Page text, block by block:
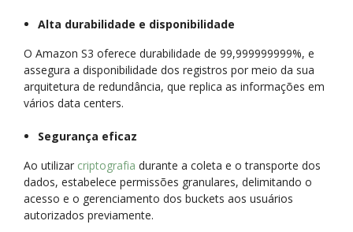
Alta durabilidade e disponibilidade
O Amazon S3 oferece durabilidade de 99,999999999%, e
assegura a disponibilidade dos registros por meio da sua
arquitetura de redundância, que replica as informações em
vários data centers.
Segurança eficaz
Ao utilizar criptografia durante a coleta e o transporte dos
dados, estabelece permissões granulares, delimitando o
acesso e o gerenciamento dos buckets aos usuários
autorizados previamente.